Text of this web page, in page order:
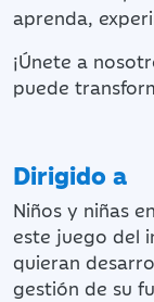
aprenda,
¡Únete a
puede
Dirigido a
Niños y niñas
este juego del
quieran
gestión de su